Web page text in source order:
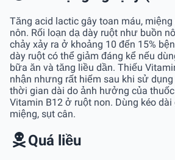
Tăng acid lactic gây toan máu,
nôn. Rối loạn dạ dày ruột như buồn
chảy xảy ra ở khoảng 10 đến 15%
dày ruột có thể giảm đáng kể nếu
bữa ăn và tăng liều dần. Thiếu
nhận nhưng rất hiếm sau khi sử
thời gian dài do ảnh hưởng của
Vitamin B12 ở ruột non. Dùng kéo dài
miệng, sụt cân.
Quá liều